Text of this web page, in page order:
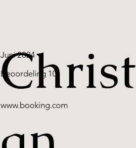
Juni 2024
Beoordeling 10
www.booking.com